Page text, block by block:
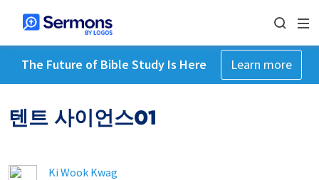
The Future of Bible Study Is Here Learn more
텐트 사이언스01
Ki Wook Kwag